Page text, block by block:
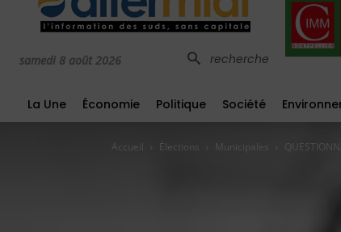
samedi 8 août 2026 recherche
La Une Économie Politique Société
Accueil Élections Municipales